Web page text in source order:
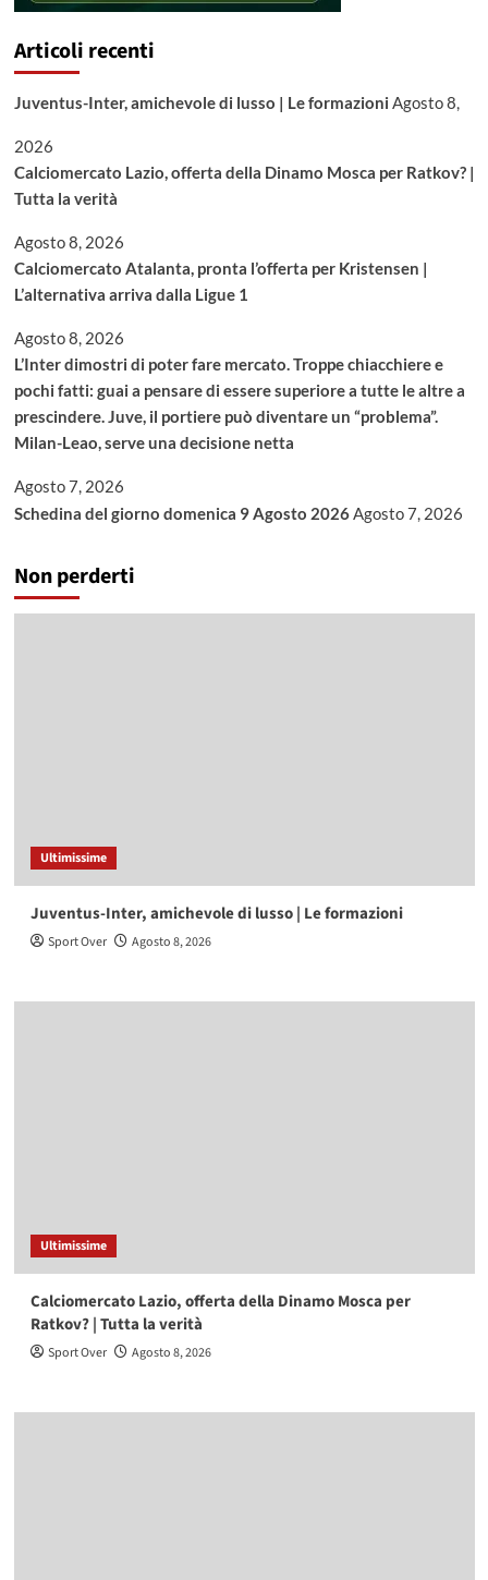
Articoli recenti
Juventus-Inter, amichevole di lusso | Le formazioni Agosto 8,
2026
Calciomercato Lazio, offerta della Dinamo Mosca per Ratkov? |
Tutta la verità
Agosto 8, 2026
Calciomercato Atalanta, pronta l’offerta per Kristensen |
L’alternativa arriva dalla Ligue 1
Agosto 8, 2026
L’Inter dimostri di poter fare mercato. Troppe chiacchiere e
pochi fatti: guai a pensare di essere superiore a tutte le altre a
prescindere. Juve, il portiere può diventare un “problema”.
Milan-Leao, serve una decisione netta
Agosto 7, 2026
Schedina del giorno domenica 9 Agosto 2026Agosto 7, 2026
Non perderti
Ultimissime
Juventus-Inter, amichevole di lusso | Le formazioni
Sport Over Agosto 8, 2026
Ultimissime
Calciomercato Lazio, offerta della Dinamo Mosca per
Ratkov? | Tutta la verità
Sport Over Agosto 8, 2026